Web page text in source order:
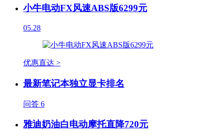
小牛电动FX风速ABS版6299元
05.28
优惠直达 >
最新笔记本独立显卡排名
问答 6
雅迪奶油白电动摩托直降720元